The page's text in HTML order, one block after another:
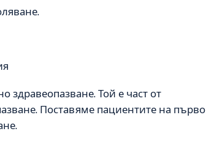
здравеопазване. Той е част от
Поставяме пациентите на първо